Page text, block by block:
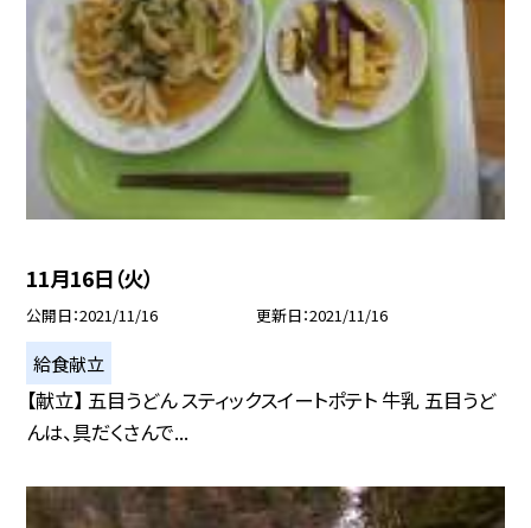
11月16日（火）
公開日 2021/11/16 更新日 2021/11/16
給食献立
【献立】 五目うどん スティックスイートポテト 牛乳 五目うど
んは、具だくさんで...